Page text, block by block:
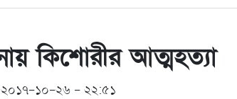
কিশোরীর আত্মহত্যা
২০১৭-১০-২৬ - ২২:৫১